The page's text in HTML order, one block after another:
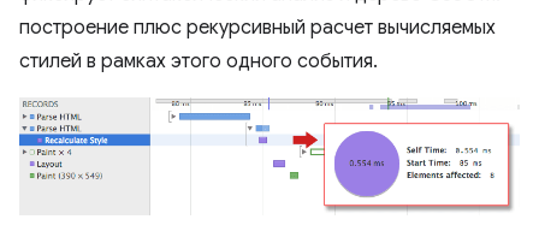
построение плюс рекурсивный расчет вычисляемых
стилей в рамках этого одного события.